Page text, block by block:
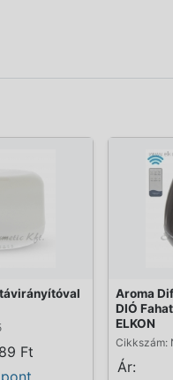
Ft
Aroma
DIÓ
ELKON
Cikkszám:
Ár: